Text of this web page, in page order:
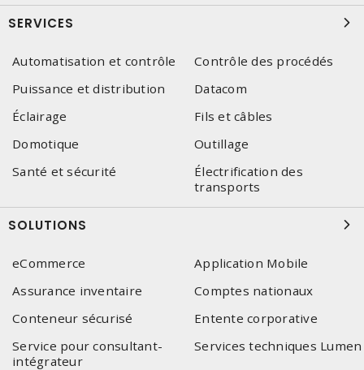
SERVICES
Automatisation et contrôle
Contrôle des procédés
Puissance et distribution
Datacom
Éclairage
Fils et câbles
Domotique
Outillage
Santé et sécurité
Électrification des
transports
SOLUTIONS
eCommerce
Application Mobile
Assurance inventaire
Comptes nationaux
Conteneur sécurisé
Entente corporative
Service pour consultant-
intégrateur
Services techniques Lumen